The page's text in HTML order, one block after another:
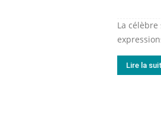
La
Lire la